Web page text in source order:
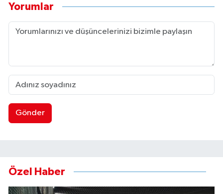
Yorumlar
Gönder
Özel Haber